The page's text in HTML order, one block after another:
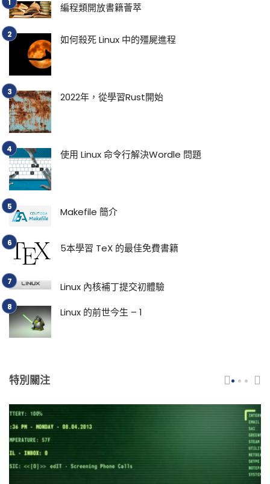
編程類開放書籍薈萃
如何殺死 Linux 中的殭屍進程
2022年，從學習Rust開始
使用 Linux 命令行解決Wordle 問題
Makefile 簡介
5本學習 TeX 的最佳免費書籍
Linux 內核補丁提交初體驗
Linux 的前世今生 – 1
特別關注